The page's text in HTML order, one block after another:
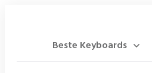
Beste Keyboards